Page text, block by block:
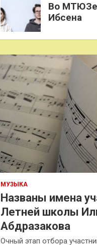
Во МТЮЗе
Ибсена
МУЗЫКА
Названы имена
Летней школы
Абдразакова
Очный этап отбора